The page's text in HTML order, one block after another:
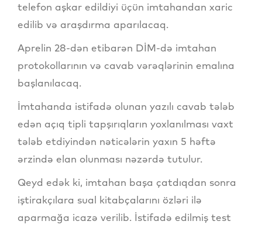
telefon aşkar edildiyi üçün imtahandan xaric
edilib və araşdırma aparılacaq.
Aprelin 28-dən etibarən DİM-də imtahan
protokollarının və cavab vərəqlərinin emalına
başlanılacaq.
İmtahanda istifadə olunan yazılı cavab tələb
edən açıq tipli tapşırıqların yoxlanılması vaxt
tələb etdiyindən nəticələrin yaxın 5 həftə
ərzində elan olunması nəzərdə tutulur.
Qeyd edək ki, imtahan başa çatdıqdan sonra
iştirakçılara sual kitabçalarını özləri ilə
aparmağa icazə verilib. İstifadə edilmiş test